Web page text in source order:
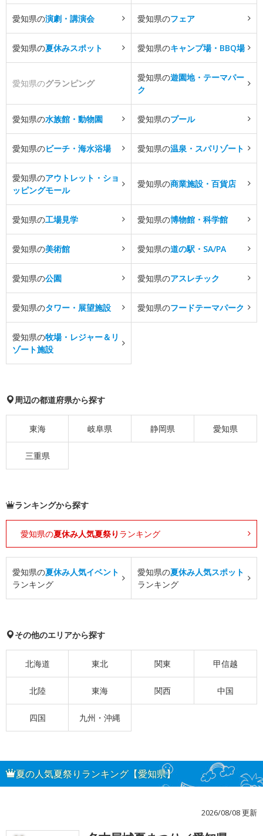
愛知県の演劇・講演会 愛知県のフェア
愛知県の夏休みスポット 愛知県のキャンプ場・BBQ場
愛知県のグランピング
愛知県の遊園地・テーマパー
ク
愛知県の水族館・動物園 愛知県のプール
愛知県のビーチ・海水浴場 愛知県の温泉・スパリゾート
愛知県のアウトレット・ショ
ッピングモール
愛知県の商業施設・百貨店
愛知県の工場見学 愛知県の博物館・科学館
愛知県の美術館 愛知県の道の駅・SA/PA
愛知県の公園 愛知県のアスレチック
愛知県のタワー・展望施設 愛知県のフードテーマパーク
愛知県の牧場・レジャー＆リ
ゾート施設
周辺の都道府県から探す
東海 岐阜県 静岡県 愛知県
三重県
ランキングから探す
愛知県の夏休み人気夏祭り ランキング
愛知県の夏休み人気イベント
ランキング
愛知県の夏休み人気スポット
ランキング
その他のエリアから探す
北海道 東北 関東 甲信越
北陸 東海 関西 中国
四国 九州・沖縄
夏の人気夏祭りランキング【愛知県】
2026/08/08 更新